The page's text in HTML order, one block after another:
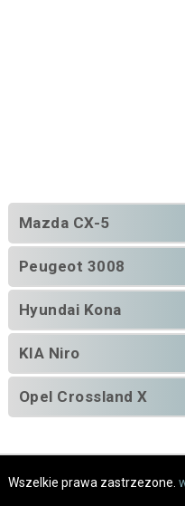
Mazda CX-5
Peugeot 3008
Hyundai Kona
KIA Niro
Opel Crossland X
Wszelkie prawa zastrzezone.